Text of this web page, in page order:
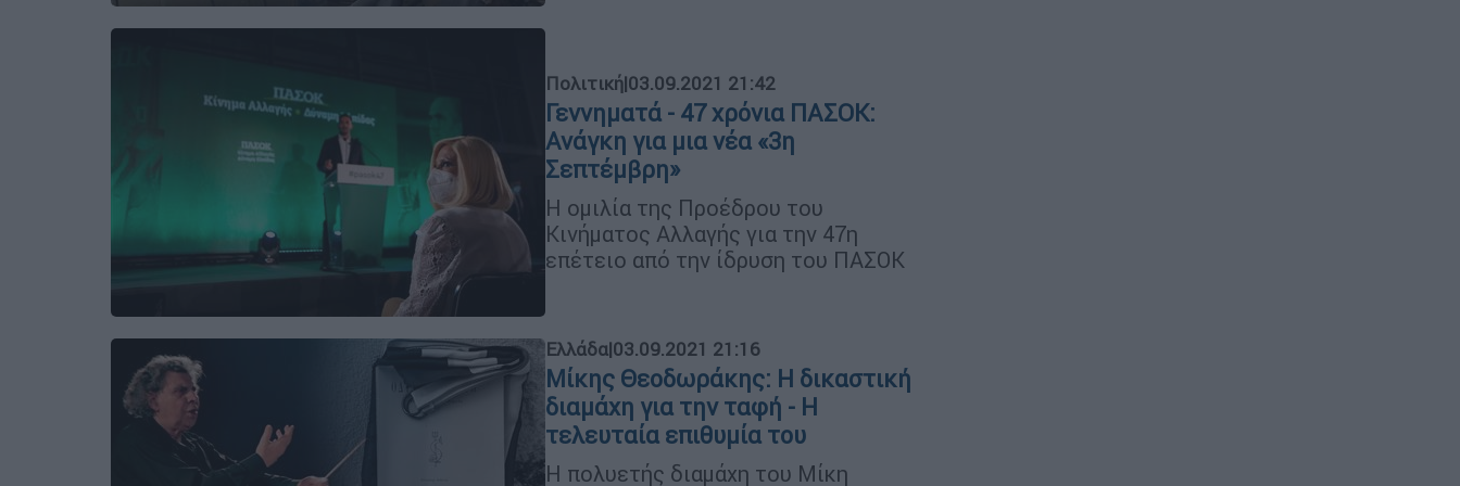
Πολιτική|03.09.2021 21:42
Γεννηματά - 47 χρόνια ΠΑΣΟΚ:
Ανάγκη για μια νέα «3η
Σεπτέμβρη»
Η ομιλία της Προέδρου του
Κινήματος Αλλαγής για την 47η
επέτειο από την ίδρυση του ΠΑΣΟΚ
Ελλάδα|03.09.2021 21:16
Μίκης Θεοδωράκης: Η δικαστική
διαμάχη για την ταφή - Η
τελευταία επιθυμία του
Η πολυετής διαμάχη του Μίκη